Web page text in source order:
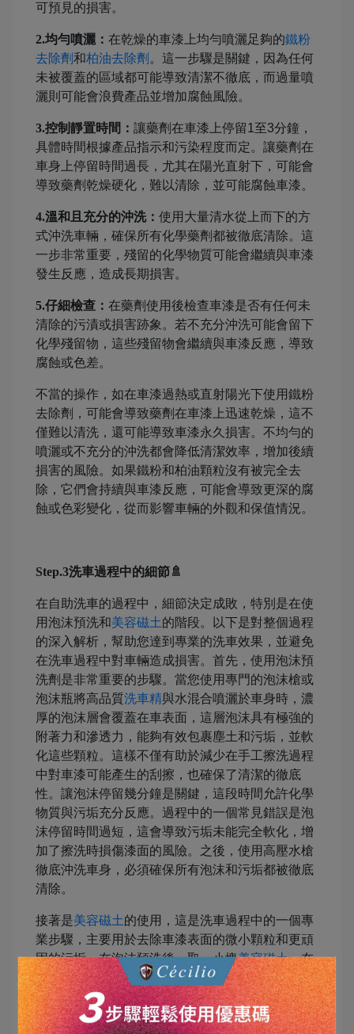
可預見的損害。
2.均勻噴灑： 在乾燥的車漆上均勻噴灑足夠的鐵粉
去除劑和柏油去除劑 。這一步驟是關鍵，因為任何
未被覆蓋的區域都可能導致清潔不徹底，而過量噴
灑則可能會浪費產品並增加腐蝕風險。
3.控制靜置時間： 讓藥劑在車漆上停留1至3分鐘，
具體時間根據產品指示和污染程度而定。讓藥劑在
車身上停留時間過長，尤其在陽光直射下，可能會
導致藥劑乾燥硬化，難以清除，並可能腐蝕車漆。
4.溫和且充分的沖洗： 使用大量清水從上而下的方
式沖洗車輛，確保所有化學藥劑都被徹底清除。這
一步非常重要，殘留的化學物質可能會繼續與車漆
發生反應，造成長期損害。
5.仔細檢查： 在藥劑使用後檢查車漆是否有任何未
清除的污漬或損害跡象。若不充分沖洗可能會留下
化學殘留物，這些殘留物會繼續與車漆反應，導致
腐蝕或色差。
不當的操作，如在車漆過熱或直射陽光下使用鐵粉
去除劑，可能會導致藥劑在車漆上迅速乾燥，這不
僅難以清洗，還可能導致車漆永久損害。不均勻的
噴灑或不充分的沖洗都會降低清潔效率，增加後續
損害的風險。如果鐵粉和柏油顆粒沒有被完全去
除，它們會持續與車漆反應，可能會導致更深的腐
蝕或色彩變化，從而影響車輛的外觀和保值情況。
Step.3洗車過程中的細節🚿
在自助洗車的過程中，細節決定成敗，特別是在使
用泡沫預洗和美容磁土的階段。以下是對整個過程
的深入解析，幫助您達到專業的洗車效果，並避免
在洗車過程中對車輛造成損害。首先，使用泡沫預
洗劑是非常重要的步驟。當您使用專門的泡沫槍或
泡沫瓶將高品質洗車精與水混合噴灑於車身時，濃
厚的泡沫層會覆蓋在車表面，這層泡沫具有極強的
附著力和滲透力，能夠有效包裹塵土和污垢，並軟
化這些顆粒。這樣不僅有助於減少在手工擦洗過程
中對車漆可能產生的刮擦，也確保了清潔的徹底
性。讓泡沫停留幾分鐘是關鍵，這段時間允許化學
物質與污垢充分反應。過程中的一個常見錯誤是泡
沫停留時間過短，這會導致污垢未能完全軟化，增
加了擦洗時損傷漆面的風險。之後，使用高壓水槍
徹底沖洗車身，必須確保所有泡沫和污垢都被徹底
清除。
接著是美容磁土的使用，這是洗車過程中的一個專
業步驟，主要用於去除車漆表面的微小顆粒和更頑
固的污垢。在泡沫預洗後，取一小塊美容磁土，在
確保車身濕潤的情況下，輕輕在車漆表面滑動。美
容磁土的使用應該非常小心，避免過度壓力，以免
刮傷漆面。磁土可以捕捉並去除那些即使在高效洗